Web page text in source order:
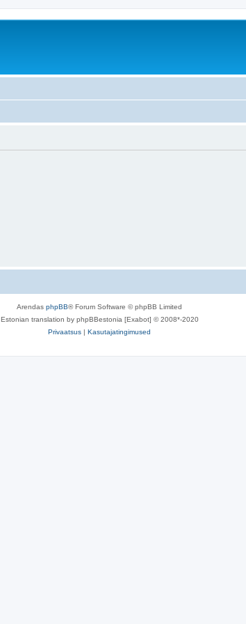
Arendas phpBB® Forum Software © phpBB Limited
Estonian translation by phpBBestonia [Exabot] © 2008*-2020
Privaatsus | Kasutajatingimused